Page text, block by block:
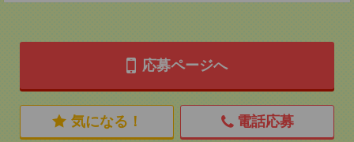
応募ページへ
気になる！ 電話応募